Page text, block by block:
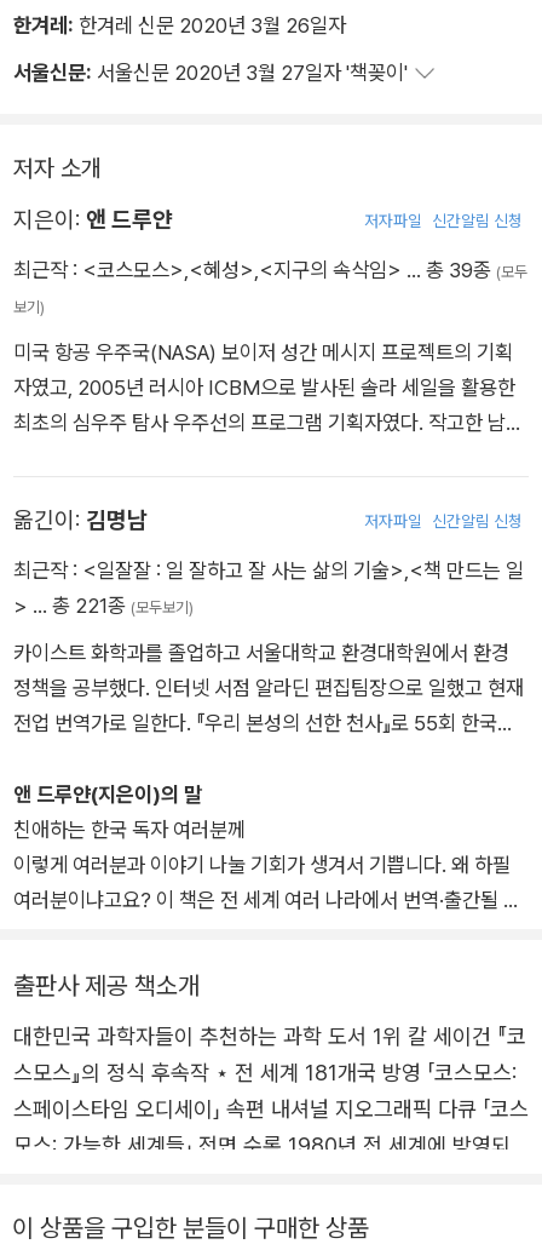
한겨레: 한겨레 신문 2020년 3월 26일자
서울신문: 서울신문 2020년 3월 27일자 '책꽂이'
저자 소개
지은이: 앤 드루얀 저자파일 신간알림 신청
최근작 : <코스모스> <혜성> <지구의 속삭임> … 총 39종 (모두
보기)
미국 항공 우주국(NASA) 보이저 성간 메시지 프로젝트의 기획
자였고, 2005년 러시아 ICBM으로 발사된 솔라 세일을 활용한
최초의 심우주 탐사 우주선의 프로그램 기획자였다. 작고한 남편
《뉴욕 타임스》 베스트셀러에 올렸다. 드루얀은 또 워너브러더스
제작, 조디 포스터 주연, 밥 저메키스 감독의 영화 「콘택트」를 공
동 제작했다. 폭스 채널과 내셔널 지오그래픽 채널이 제작한 「코
ssey)」의 대표 제작자, 감독, 공동 저술가로 2014년 피보디 상,
미국 제작자 조합상, 에미 상을 받았다. 에미 상 13개 부문에 오른
「코스모스: 스페이스 타임 오디세이」는 전 세계 181개국에서 상
능한 세계들(Cosmos: Possible Worlds)」을 제작, 감독했으며,
이 다큐멘터리의 동명 원작을 책으로 펴냈다. 소행성 세이건(27
09)과 드루얀(4970)은 결혼 반지 같은 궤도로 영원히 함께 태양
을 돌고 있다. 『악령이 출몰하는 세상』에서는 20, 21, 24, 25장
옮긴이: 김명남 저자파일 신간알림 신청
최근작 : <일잘잘 : 일 잘하고 잘 사는 삶의 기술> <책 만드는 일
> … 총 221종 (모두보기)
카이스트 화학과를 졸업하고 서울대학교 환경대학원에서 환경
정책을 공부했다. 인터넷 서점 알라딘 편집팀장으로 일했고 현재
전업 번역가로 일한다. 『우리 본성의 선한 천사』로 55회 한국출
둔자』, 『면역에 관하여』, 『소유하기, 소유되기』, 『경험 수집가의
여행』, 『특이점이 온다』, 『우리는 언젠가 죽는다』, 『틀리지 않는
법』, 『지상 최대의 쇼』, 『남자들은 자꾸 나를 가르치려 든다』, 『여
자들은 자꾸 같은 질문을 받는다』 등이 있다. 셰발과 발뢰의 마르
앤 드루얀(지은이)의 말
친애하는 한국 독자 여러분께
이렇게 여러분과 이야기 나눌 기회가 생겨서 기쁩니다. 왜 하필
여러분이냐고요? 이 책은 전 세계 여러 나라에서 번역·출간될 텐
무엇이냐고요?
이 책, 『코스모스: 우리 세계와 다른 세계들』은 다채로운 주제를
다룹니다. 앞선 「코스모스」 다큐멘터리들과 책과 마찬가지로, 이
책은 우리가 경이로운 자연을 이해하고 불가능에 가까울 만큼 어
려운 꿈을 이루려고 할 때 과학적 관점이 다른 무엇보다 큰 힘이
되어 준다는 것을 이야기합니다. 또 우리 조상 세대의 탐구자들이
은 우주의 시공간에서 우리가 어느 시점과 장소에 있는 어떤 존재
출판사 제공 책소개
대한민국 과학자들이 추천하는 과학 도서 1위 칼 세이건 『코
스모스』의 정식 후속작 ⋆ 전 세계 181개국 방영 「코스모스:
스페이스타임 오디세이」 속편 내셔널 지오그래픽 다큐 「코스
모스: 가능한 세계들」 전면 수록 1980년 전 세계에 방영되
모스」가 새로운 책과 다큐멘터리로 돌아왔다. ㈜사이언스북
이 상품을 구입한 분들이 구매한 상품